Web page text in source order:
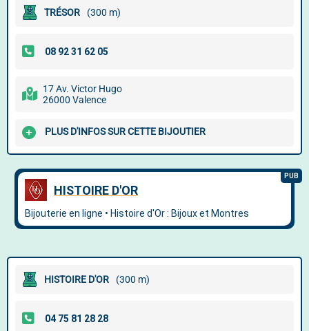
TRÉSOR (300 m)
17 Av. Victor Hugo
26000 Valence
PLUS D'INFOS SUR CETTE BIJOUTIER
HISTOIRE D'OR (300 m)